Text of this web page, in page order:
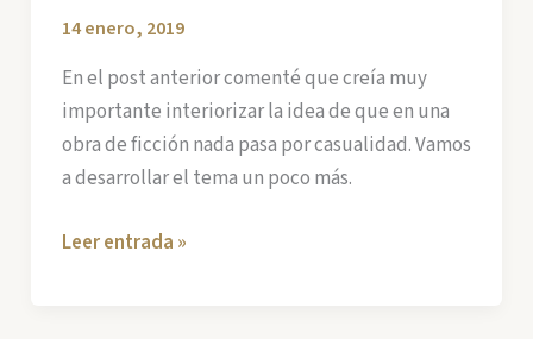
14 enero, 2019
En el post anterior comenté que creía muy
importante interiorizar la idea de que en una
obra de ficción nada pasa por casualidad. Vamos
a desarrollar el tema un poco más.
La
Leer entrada »